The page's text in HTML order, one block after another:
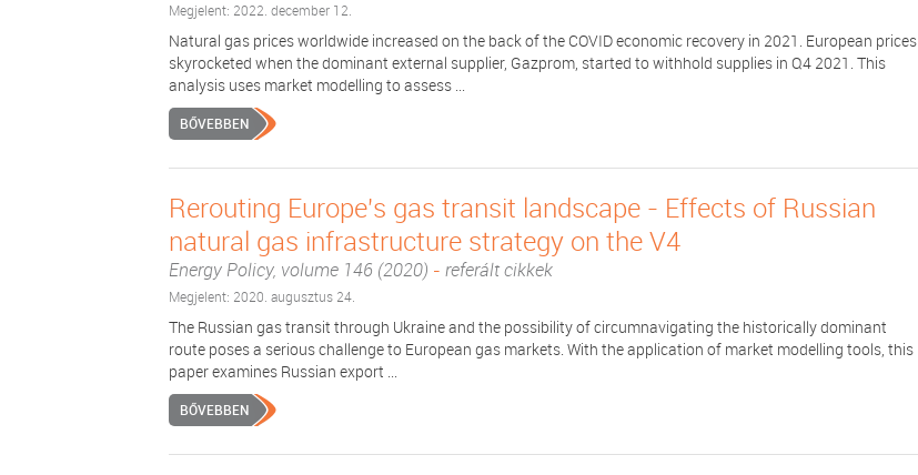
Megjelent: 2022. december 12.
Natural gas prices worldwide increased on the back of the COVID economic recovery in 2021. European prices
skyrocketed when the dominant external supplier, Gazprom, started to withhold supplies in Q4 2021. This
analysis uses market modelling to assess ...
BŐVEBBEN
Rerouting Europe's gas transit landscape - Effects of Russian
natural gas infrastructure strategy on the V4
Energy Policy, volume 146 (2020) - referált cikkek
Megjelent: 2020. augusztus 24.
The Russian gas transit through Ukraine and the possibility of circumnavigating the historically dominant
route poses a serious challenge to European gas markets. With the application of market modelling tools, this
paper examines Russian export ...
BŐVEBBEN